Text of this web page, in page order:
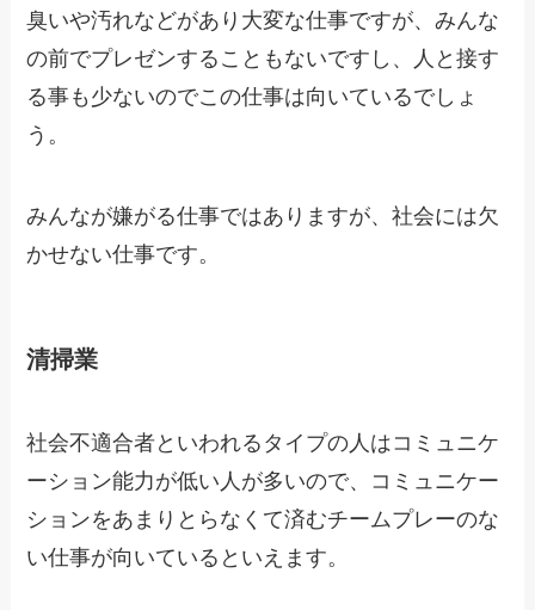
臭いや汚れなどがあり大変な仕事ですが、みんな
の前でプレゼンすることもないですし、人と接す
る事も少ないのでこの仕事は向いているでしょ
う。
みんなが嫌がる仕事ではありますが、社会には欠
かせない仕事です。
清掃業
社会不適合者といわれるタイプの人はコミュニケ
ーション能力が低い人が多いので、コミュニケー
ションをあまりとらなくて済むチームプレーのな
い仕事が向いているといえます。